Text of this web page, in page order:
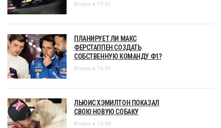
Вчера в 17:01
ПЛАНИРУЕТ ЛИ МАКС
ФЕРСТАППЕН СОЗДАТЬ
СОБСТВЕННУЮ КОМАНДУ Ф1?
Вчера в 16:05
ЛЬЮИС ХЭМИЛТОН ПОКАЗАЛ
СВОЮ НОВУЮ СОБАКУ
Вчера в 15:09